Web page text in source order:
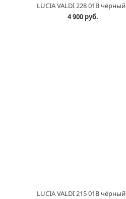
LUCIA VALDI 228 01B чёрный
4 900 руб.
LUCIA VALDI 215 01B чёрный